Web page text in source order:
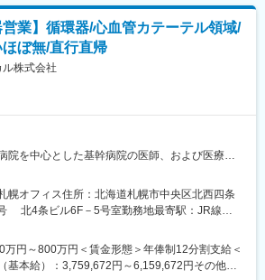
当あり
を軸とした事業を展開、「メディカル」と「サ
による独自のスタイルで新たなビジネスモデル
野を持って日本の医療の発展に貢献してきまし
（WADAから国内唯一認定を受けている機
々に顧客を引継ぎをしていきます。
メージ】
認、訪問準備/メーカー担当者と打合せ
を利用し、1日5～8件程度のお客様を訪問しま
、資料作成、商品勉強会出席など
・承認制で通常は遅くとも19時には退社して
の売上などを考慮し、目標を設定。売上実績ほ
していきます。無理な目標や数字に対する過度
ありません。お客様との関係性構築が出来、信
(月額)は固定手当を含めた表記です。
営業】循環器/心血管カテーテル領域/
ぼ無/直行直帰
株式会社
院を中心とした基幹病院の医師、および医療機
す。
バーとして、組織の業績向上と将来的には後輩
説明に留まらず、医師やコメディカルとの対話
幌オフィス住所：北海道札幌市中央区北西四条
北4条ビル6F－5号室勤務地最寄駅：JR線／
万円～800万円＜賃金形態＞年俸制12分割支給＜
基本給）：3,759,672円～6,159,672円その他固